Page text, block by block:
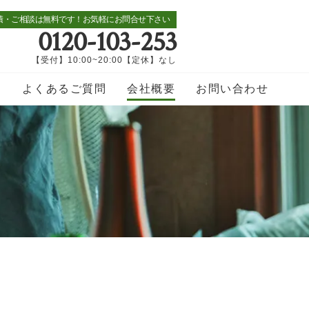
・ご相談は無料です！お気軽にお問合せ下さい
0120-103-253
【受付】10:00~20:00【定休】なし
よくあるご質問 会社概要 お問い合わせ